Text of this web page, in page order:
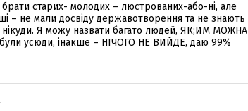
старих- молодих – люстрованих-або-ні, але
– не мали досвіду державотворення та не знають
нікуди. Я можу назвати багато людей, ЯК;ИМ МОЖНА
усюди, інакше – НІЧОГО НЕ ВИЙДЕ, даю 99%